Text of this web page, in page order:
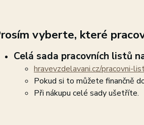
vyberte, které
Celá sada pracovních listů
hravevzdelavani.cz/pracovni-
Pokud si to můžete finančně
Při nákupu celé sady ušetříte.